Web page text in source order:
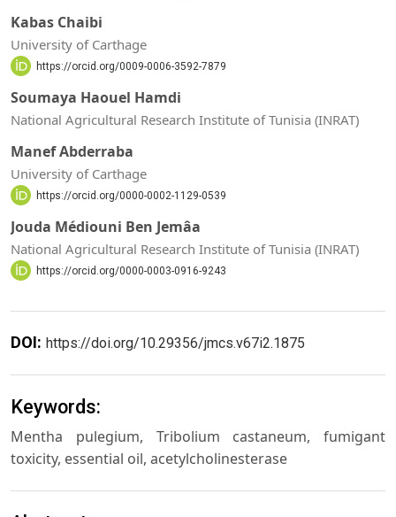
Kabas Chaibi
University of Carthage
https://orcid.org/0009-0006-3592-7879
Soumaya Haouel Hamdi
National Agricultural Research Institute of Tunisia (INRAT)
Manef Abderraba
University of Carthage
https://orcid.org/0000-0002-1129-0539
Jouda Médiouni Ben Jemâa
National Agricultural Research Institute of Tunisia (INRAT)
https://orcid.org/0000-0003-0916-9243
DOI: https://doi.org/10.29356/jmcs.v67i2.1875
Keywords:
Mentha pulegium, Tribolium castaneum, fumigant
toxicity, essential oil, acetylcholinesterase